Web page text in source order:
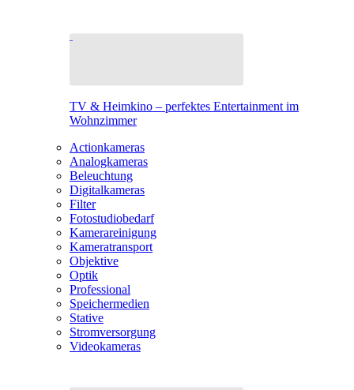
TV & Heimkino – perfektes Entertainment im
Wohnzimmer
Actionkameras
Analogkameras
Beleuchtung
Digitalkameras
Filter
Fotostudiobedarf
Kamerareinigung
Kameratransport
Objektive
Optik
Professional
Speichermedien
Stative
Stromversorgung
Videokameras